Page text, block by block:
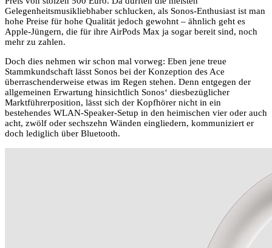
Gelegenheitsmusikliebhaber schlucken, als Sonos-Enthusiast ist man
hohe Preise für hohe Qualität jedoch gewohnt – ähnlich geht es
Apple-Jüngern, die für ihre AirPods Max ja sogar bereit sind, noch
mehr zu zahlen.
Doch dies nehmen wir schon mal vorweg: Eben jene treue
Stammkundschaft lässt Sonos bei der Konzeption des Ace
überraschenderweise etwas im Regen stehen. Denn entgegen der
allgemeinen Erwartung hinsichtlich Sonos‘ diesbezüglicher
Marktführerposition, lässt sich der Kopfhörer nicht in ein
bestehendes WLAN-Speaker-Setup in den heimischen vier oder auch
acht, zwölf oder sechszehn Wänden eingliedern, kommuniziert er
doch lediglich über Bluetooth.